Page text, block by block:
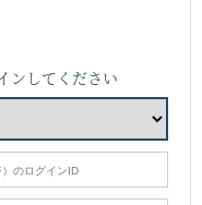
ンしてください